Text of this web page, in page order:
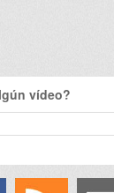
vídeo?